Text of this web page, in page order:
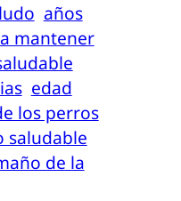
años
mantener
edad
los perros
saludable
de la